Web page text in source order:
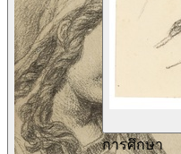
การศึกษา